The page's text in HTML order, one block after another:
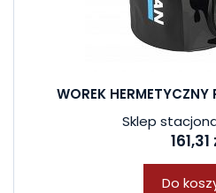
WOREK HERMETYCZNY
Sklep
161,31
Do